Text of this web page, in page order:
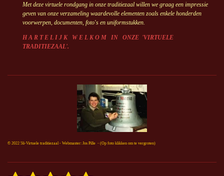
Met deze virtuele rondgang in onze traditiezaal willen we graag een impressie
geven van onze verzameling waardevolle elementen zoals enkele honderden
voorwerpen, documenten, foto's en uniformstukken.
H A R T E L I J K W E L K O M IN ONZE 'VIRTUELE
TRADITIEZAAL'.
© 2022 5li-Virtuele traditiezaal - Webmaster: Jos Pille - (Op foto klikken om te vergroten)